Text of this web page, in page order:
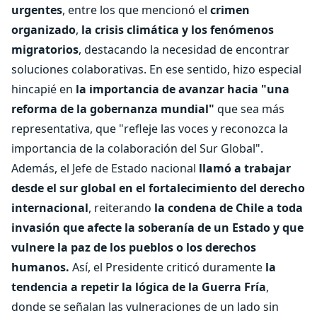
urgentes, entre los que mencionó el crimen
organizado, la crisis climática y los fenómenos
migratorios, destacando la necesidad de encontrar
soluciones colaborativas. En ese sentido, hizo especial
hincapié en la importancia de avanzar hacia "una
reforma de la gobernanza mundial" que sea más
representativa, que "refleje las voces y reconozca la
importancia de la colaboración del Sur Global".
Además, el Jefe de Estado nacional llamó a trabajar
desde el sur global en el fortalecimiento del derecho
internacional, reiterando la condena de Chile a toda
invasión que afecte la soberanía de un Estado y que
vulnere la paz de los pueblos o los derechos
humanos. Así, el Presidente criticó duramente la
tendencia a repetir la lógica de la Guerra Fría,
donde se señalan las vulneraciones de un lado sin